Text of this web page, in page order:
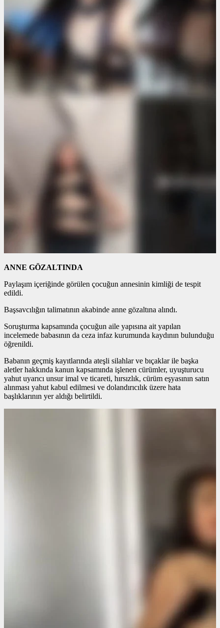
ANNE GÖZALTINDA
Paylaşım içeriğinde görülen çocuğun annesinin kimliği de tespit
edildi.
Başsavcılığın talimatının akabinde anne gözaltına alındı.
Soruşturma kapsamında çocuğun aile yapısına ait yapılan
incelemede babasının da ceza infaz kurumunda kaydının bulunduğu
öğrenildi.
Babanın geçmiş kayıtlarında ateşli silahlar ve bıçaklar ile başka
aletler hakkında kanun kapsamında işlenen cürümler, uyuşturucu
yahut uyarıcı unsur imal ve ticareti, hırsızlık, cürüm eşyasının satın
alınması yahut kabul edilmesi ve dolandırıcılık üzere hata
başlıklarının yer aldığı belirtildi.